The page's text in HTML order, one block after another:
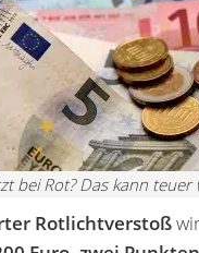
bei Rot? Das kann teuer
Rotlichtverstoß